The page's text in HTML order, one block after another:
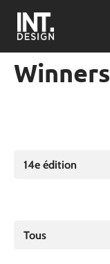
Winners
14e édition
Tous